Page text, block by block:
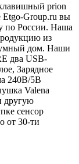
prion
Etgo-Group.ru вы
по России. Наша
из
умный дом. Наши
два USB-
Зарядное
240В/5В
Valena
другую
сенсор
от 30-ти